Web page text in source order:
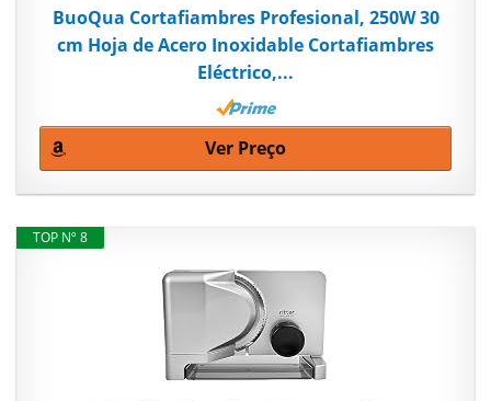
BuoQua Cortafiambres Profesional, 250W 30
cm Hoja de Acero Inoxidable Cortafiambres
Eléctrico,...
Ver Preço
TOP Nº 8